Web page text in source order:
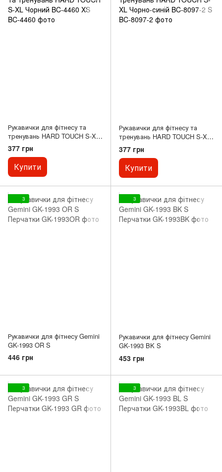
Рукавички для фітнесу та
тренувань HARD TOUCH S-XL
Чорний BC-4460 XS
377 грн
Купити
Рукавички для фітнесу та
тренувань HARD TOUCH S-XL
Чорно-синій BC-8097-2 S
377 грн
Купити
3
Рукавички для фітнесу Gemini
GK-1993 OR S
446 грн
3
Рукавички для фітнесу Gemini
GK-1993 BK S
453 грн
3 3